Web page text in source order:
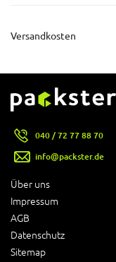
Versandkosten
Über uns
Impressum
AGB
Datenschutz
Sitemap
040 / 72 77 88 70
info@packster.de